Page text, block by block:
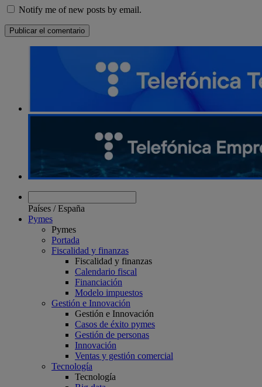
Notify me of new posts by email.
Países /España
Pymes
Pymes
Portada
Fiscalidad y finanzas
Fiscalidad y finanzas
Calendario fiscal
Financiación
Modelo impuestos
Gestión e Innovación
Gestión e Innovación
Casos de éxito pymes
Gestión de personas
Innovación
Ventas y gestión comercial
Tecnología
Tecnología